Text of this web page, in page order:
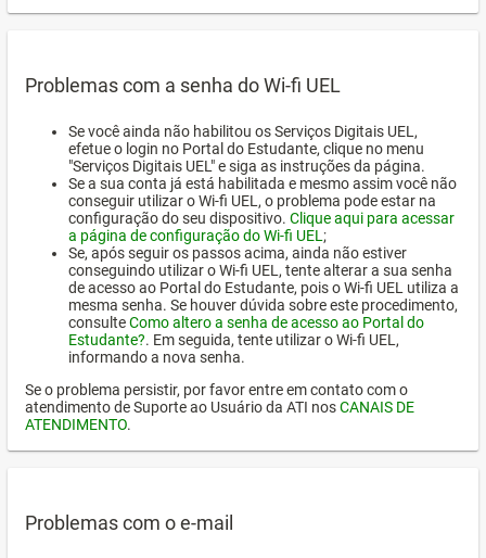
Problemas com a senha do Wi-fi UEL
Se você ainda não habilitou os Serviços Digitais UEL,
efetue o login no Portal do Estudante, clique no menu
"Serviços Digitais UEL" e siga as instruções da página.
Se a sua conta já está habilitada e mesmo assim você não
conseguir utilizar o Wi-fi UEL, o problema pode estar na
configuração do seu dispositivo. Clique aqui para acessar
a página de configuração do Wi-fi UEL ;
Se, após seguir os passos acima, ainda não estiver
conseguindo utilizar o Wi-fi UEL, tente alterar a sua senha
de acesso ao Portal do Estudante, pois o Wi-fi UEL utiliza a
mesma senha. Se houver dúvida sobre este procedimento,
consulteComo altero a senha de acesso ao Portal do
Estudante?. Em seguida, tente utilizar o Wi-fi UEL,
informando a nova senha.
Se o problema persistir, por favor entre em contato com o
atendimento de Suporte ao Usuário da ATI nosCANAIS DE
ATENDIMENTO.
Problemas com o e-mail